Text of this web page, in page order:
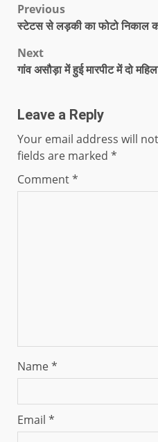
Previous
स्टेटस से लड़की का फोटो निकाल
Next
गांव असौड़ा में हुई मारपीट में दो
Leave a Reply
Your email address will
fields are marked *
Comment*
Name*
Email *